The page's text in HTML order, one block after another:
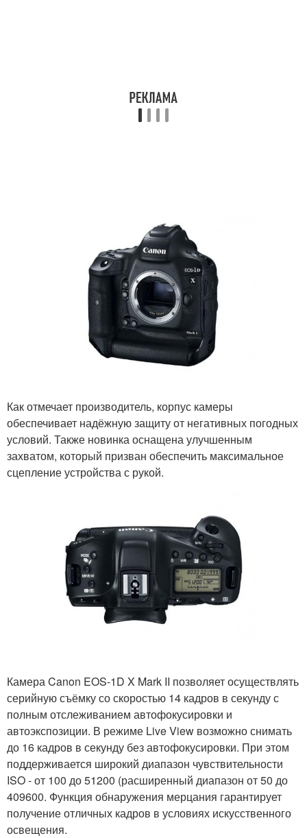
Как отмечает производитель, корпус камеры
обеспечивает надёжную защиту от негативных погодных
условий. Также новинка оснащена улучшенным
захватом, который призван обеспечить максимальное
сцепление устройства с рукой.
Камера Canon EOS-1D X Mark II позволяет осуществлять
серийную съёмку со скоростью 14 кадров в секунду с
полным отслеживанием автофокусировки и
автоэкспозиции. В режиме Live View возможно снимать
до 16 кадров в секунду без автофокусировки. При этом
поддерживается широкий диапазон чувствительности
ISO - от 100 до 51200 (расширенный диапазон от 50 до
409600. Функция обнаружения мерцания гарантирует
получение отличных кадров в условиях искусственного
освещения.